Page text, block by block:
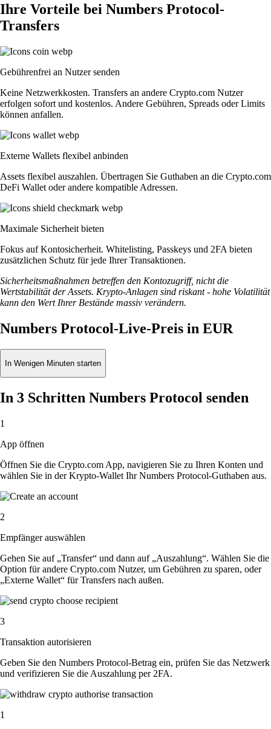
Ihre Vorteile bei Numbers Protocol-
Transfers
Gebührenfrei an Nutzer senden
Keine Netzwerkkosten. Transfers an andere Crypto.com Nutzer
erfolgen sofort und kostenlos. Andere Gebühren, Spreads oder Limits
können anfallen.
Externe Wallets flexibel anbinden
Assets flexibel auszahlen. Übertragen Sie Guthaben an die Crypto.com
DeFi Wallet oder andere kompatible Adressen.
Maximale Sicherheit bieten
Fokus auf Kontosicherheit. Whitelisting, Passkeys und 2FA bieten
zusätzlichen Schutz für jede Ihrer Transaktionen.
Sicherheitsmaßnahmen betreffen den Kontozugriff, nicht die
Wertstabilität der Assets. Krypto-Anlagen sind riskant - hohe Volatilität
kann den Wert Ihrer Bestände massiv verändern.
Numbers Protocol-Live-Preis in EUR
In Wenigen Minuten starten
In 3 Schritten Numbers Protocol senden
1
App öffnen
Öffnen Sie die Crypto.com App, navigieren Sie zu Ihren Konten und
wählen Sie in der Krypto-Wallet Ihr Numbers Protocol-Guthaben aus.
2
Empfänger auswählen
Gehen Sie auf „Transfer“ und dann auf „Auszahlung“. Wählen Sie die
Option für andere Crypto.com Nutzer, um Gebühren zu sparen, oder
„Externe Wallet“ für Transfers nach außen.
3
Transaktion autorisieren
Geben Sie den Numbers Protocol-Betrag ein, prüfen Sie das Netzwerk
und verifizieren Sie die Auszahlung per 2FA.
1